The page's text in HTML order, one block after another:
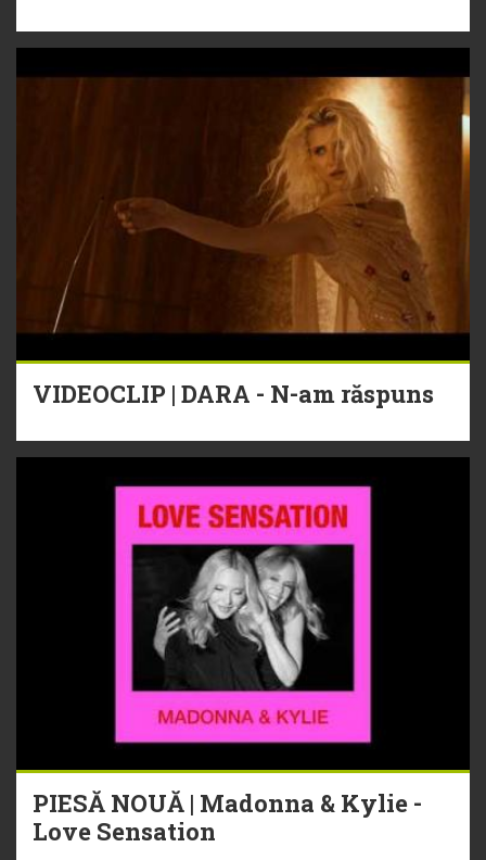
VIDEOCLIP | DARA - N-am răspuns
PIESĂ NOUĂ | Madonna & Kylie -
Love Sensation